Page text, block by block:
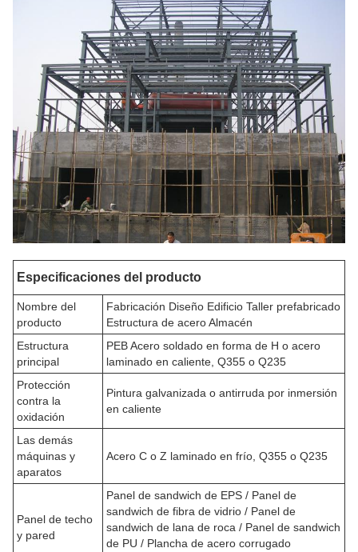
Especificaciones del producto
Nombre del
producto
Fabricación Diseño Edificio Taller prefabricado
Estructura de acero Almacén
Estructura
principal
PEB Acero soldado en forma de H o acero
laminado en caliente, Q355 o Q235
Protección
contra la
oxidación
Pintura galvanizada o antirruda por inmersión
en caliente
Las demás
máquinas y
aparatos
Acero C o Z laminado en frío, Q355 o Q235
Panel de techo
y pared
Panel de sandwich de EPS / Panel de
sandwich de fibra de vidrio / Panel de
sandwich de lana de roca / Panel de sandwich
de PU / Plancha de acero corrugado